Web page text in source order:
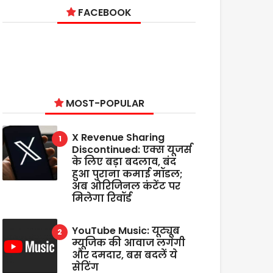
FACEBOOK
MOST-POPULAR
X Revenue Sharing
Discontinued: एक्स यूजर्स
के लिए बड़ा बदलाव, बंद
हुआ पुराना कमाई मॉडल;
अब ओरिजिनल कंटेंट पर
मिलेगा रिवॉर्ड
YouTube Music: यूट्यूब
म्यूजिक की आवाज लगेगी
और दमदार, बस बदलें ये
सेटिंग